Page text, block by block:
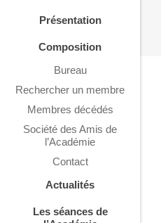
Présentation
Composition
Bureau
Rechercher un membre
Membres décédés
Société des Amis de
l’Académie
Contact
Actualités
Les séances de